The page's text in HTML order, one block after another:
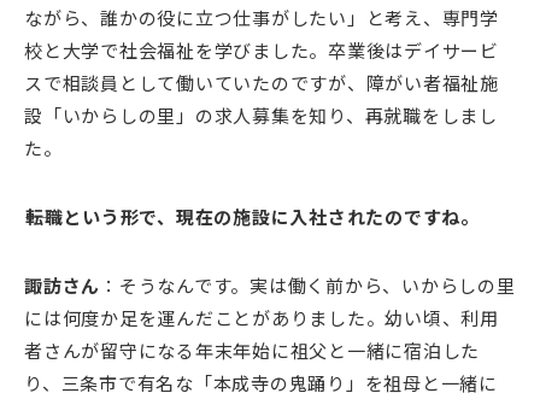
ながら、誰かの役に立つ仕事がしたい」と考え、専門学
校と大学で社会福祉を学びました。卒業後はデイサービ
スで相談員として働いていたのですが、障がい者福祉施
設「いからしの里」の求人募集を知り、再就職をしまし
た。
――転職という形で、現在の施設に入社されたのですね。
諏訪さん ：そうなんです。実は働く前から、いからしの里
には何度か足を運んだことがありました。幼い頃、利用
者さんが留守になる年末年始に祖父と一緒に宿泊した
り、三条市で有名な「本成寺の鬼踊り」を祖母と一緒に